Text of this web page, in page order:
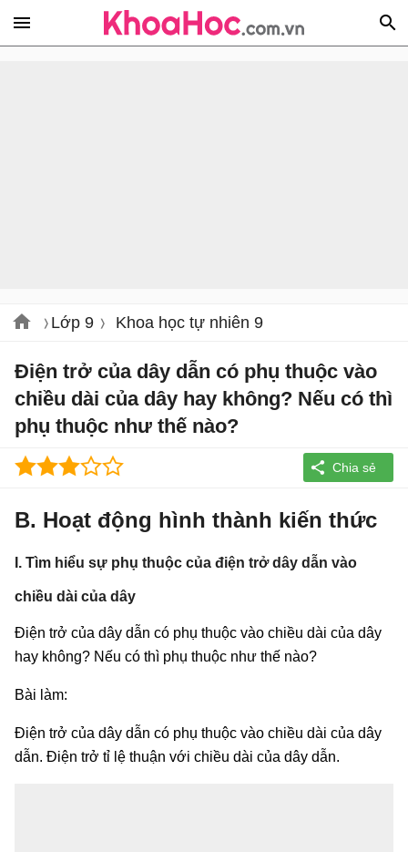
Lớp 9 Khoa học tự nhiên 9
Điện trở của dây dẫn có phụ thuộc vào
chiều dài của dây hay không? Nếu có thì
phụ thuộc như thế nào?
B. Hoạt động hình thành kiến thức
I. Tìm hiểu sự phụ thuộc của điện trở dây dẫn vào
chiều dài của dây
Điện trở của dây dẫn có phụ thuộc vào chiều dài của dây
hay không? Nếu có thì phụ thuộc như thế nào?
Bài làm:
Điện trở của dây dẫn có phụ thuộc vào chiều dài của dây
dẫn. Điện trở tỉ lệ thuận với chiều dài của dây dẫn.